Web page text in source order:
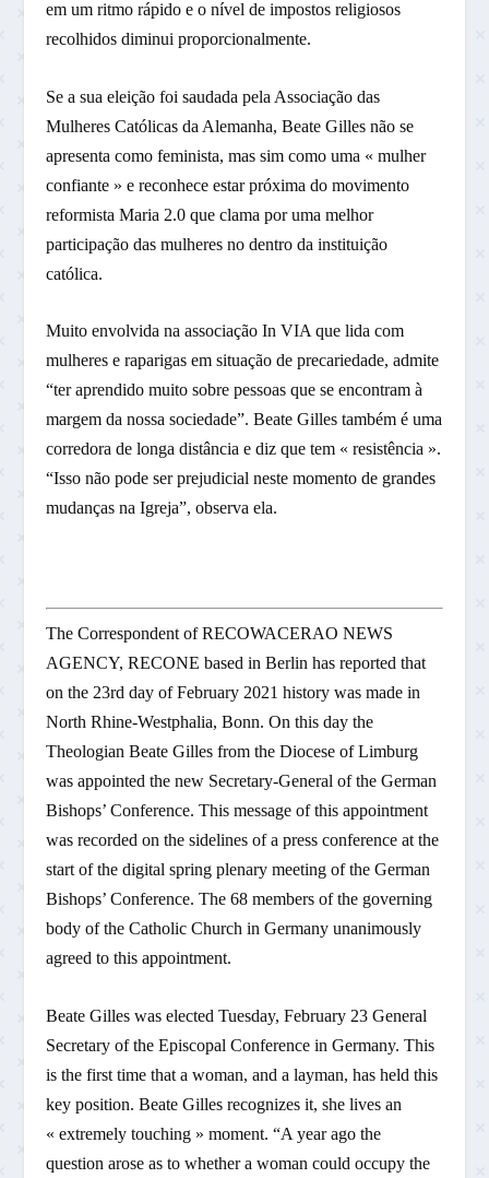
em um ritmo rápido e o nível de impostos religiosos
recolhidos diminui proporcionalmente.
Se a sua eleição foi saudada pela Associação das
Mulheres Católicas da Alemanha, Beate Gilles não se
apresenta como feminista, mas sim como uma « mulher
confiante » e reconhece estar próxima do movimento
reformista Maria 2.0 que clama por uma melhor
participação das mulheres no dentro da instituição
católica.
Muito envolvida na associação In VIA que lida com
mulheres e raparigas em situação de precariedade, admite
“ter aprendido muito sobre pessoas que se encontram à
margem da nossa sociedade”. Beate Gilles também é uma
corredora de longa distância e diz que tem « resistência ».
“Isso não pode ser prejudicial neste momento de grandes
mudanças na Igreja”, observa ela.
The Correspondent of RECOWACERAO NEWS
AGENCY, RECONE based in Berlin has reported that
on the 23rd day of February 2021 history was made in
North Rhine-Westphalia, Bonn. On this day the
Theologian Beate Gilles from the Diocese of Limburg
was appointed the new Secretary-General of the German
Bishops’ Conference. This message of this appointment
was recorded on the sidelines of a press conference at the
start of the digital spring plenary meeting of the German
Bishops’ Conference. The 68 members of the governing
body of the Catholic Church in Germany unanimously
agreed to this appointment.
Beate Gilles was elected Tuesday, February 23 General
Secretary of the Episcopal Conference in Germany. This
is the first time that a woman, and a layman, has held this
key position. Beate Gilles recognizes it, she lives an
« extremely touching » moment. “A year ago the
question arose as to whether a woman could occupy the